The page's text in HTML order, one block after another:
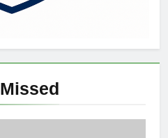
Missed